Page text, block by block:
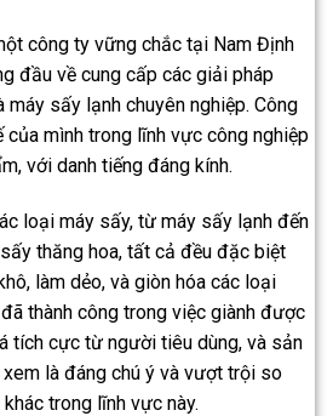
công ty vững chắc tại Nam Định
đầu về cung cấp các giải pháp
sấy lạnh chuyên nghiệp. Công
mình trong lĩnh vực công nghiệp
với danh tiếng đáng kính.
loại máy sấy, từ máy sấy lạnh đến
thăng hoa, tất cả đều đặc biệt
làm dẻo, và giòn hóa các loại
thành công trong việc giành được
tích cực từ người tiêu dùng, và sản
là đáng chú ý và vượt trội so
trong lĩnh vực này.